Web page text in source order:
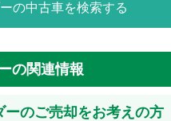
の中古車を検索する
の関連情報
ーのご売却をお考えの方